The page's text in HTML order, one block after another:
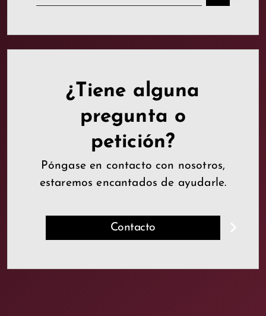
¿Tiene alguna
pregunta o
petición?
Póngase en contacto con nosotros,
estaremos encantados de ayudarle.
Contacto